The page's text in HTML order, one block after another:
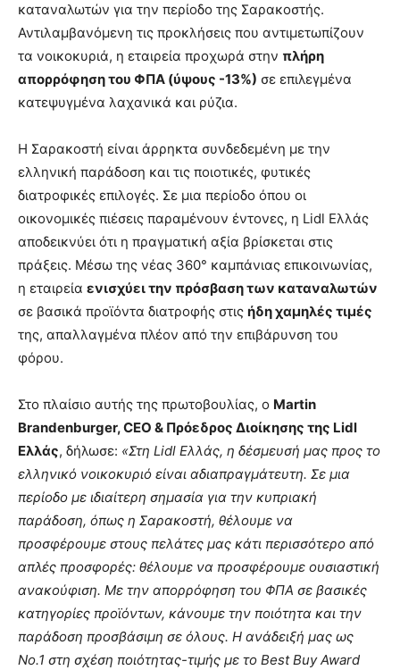
καταναλωτών για την περίοδο της Σαρακοστής.
Αντιλαμβανόμενη τις προκλήσεις που αντιμετωπίζουν
τα νοικοκυριά, η εταιρεία προχωρά στην πλήρη
απορρόφηση του ΦΠΑ (ύψους -13%) σε επιλεγμένα
κατεψυγμένα λαχανικά και ρύζια.
Η Σαρακοστή είναι άρρηκτα συνδεδεμένη με την
ελληνική παράδοση και τις ποιοτικές, φυτικές
διατροφικές επιλογές. Σε μια περίοδο όπου οι
οικονομικές πιέσεις παραμένουν έντονες, η Lidl Ελλάς
αποδεικνύει ότι η πραγματική αξία βρίσκεται στις
πράξεις. Μέσω της νέας 360° καμπάνιας επικοινωνίας,
η εταιρεία ενισχύει την πρόσβαση των καταναλωτών
σε βασικά προϊόντα διατροφής στις ήδη χαμηλές τιμές
της, απαλλαγμένα πλέον από την επιβάρυνση του
φόρου.
Στο πλαίσιο αυτής της πρωτοβουλίας, ο Martin
Brandenburger, CEO & Πρόεδρος Διοίκησης της Lidl
Ελλάς, δήλωσε: «Στη Lidl Ελλάς, η δέσμευσή μας προς το
ελληνικό νοικοκυριό είναι αδιαπραγμάτευτη. Σε μια
περίοδο με ιδιαίτερη σημασία για την κυπριακή
παράδοση, όπως η Σαρακοστή, θέλουμε να
προσφέρουμε στους πελάτες μας κάτι περισσότερο από
απλές προσφορές: θέλουμε να προσφέρουμε ουσιαστική
ανακούφιση. Με την απορρόφηση του ΦΠΑ σε βασικές
κατηγορίες προϊόντων, κάνουμε την ποιότητα και την
παράδοση προσβάσιμη σε όλους. Η ανάδειξή μας ως
Νο.1 στη σχέση ποιότητας-τιμής με το Best Buy Award